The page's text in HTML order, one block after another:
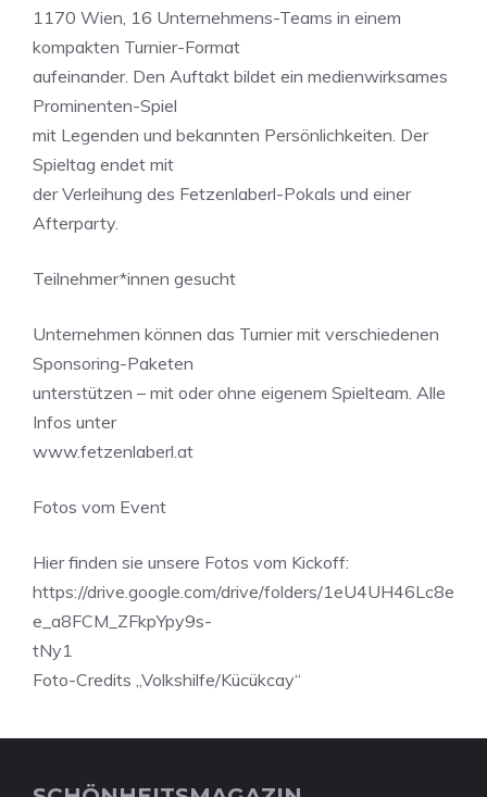
1170 Wien, 16 Unternehmens-Teams in einem
kompakten Turnier-Format
aufeinander. Den Auftakt bildet ein medienwirksames
Prominenten-Spiel
mit Legenden und bekannten Persönlichkeiten. Der
Spieltag endet mit
der Verleihung des Fetzenlaberl-Pokals und einer
Afterparty.
Teilnehmer*innen gesucht
Unternehmen können das Turnier mit verschiedenen
Sponsoring-Paketen
unterstützen – mit oder ohne eigenem Spielteam. Alle
Infos unter
www.fetzenlaberl.at
Fotos vom Event
Hier finden sie unsere Fotos vom Kickoff:
https://drive.google.com/drive/folders/1eU4UH46Lc8e
e_a8FCM_ZFkpYpy9s-
tNy1
Foto-Credits „Volkshilfe/Kücükcay“